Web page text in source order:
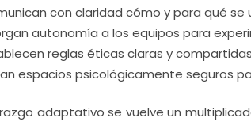
con claridad cómo y para qué se
autonomía a los equipos para
reglas éticas claras y compartidas
espacios psicológicamente seguros
adaptativo se vuelve un